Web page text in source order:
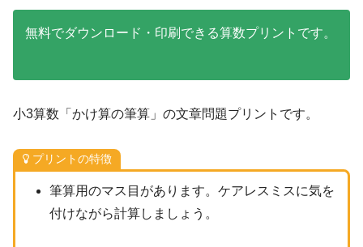
無料でダウンロード・印刷できる算数プリントです。
小3算数「かけ算の筆算」の文章問題プリントです。
プリントの特徴
筆算用のマス目があります。ケアレスミスに気を
付けながら計算しましょう。